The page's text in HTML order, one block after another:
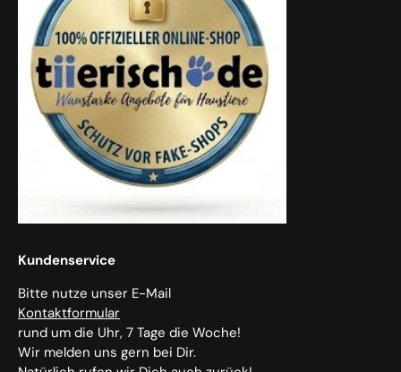
Kundenservice
Bitte nutze unser E-Mail
Kontaktformular
rund um die Uhr, 7 Tage die Woche!
Wir melden uns gern bei Dir.